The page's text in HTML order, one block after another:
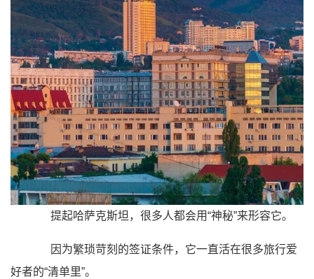
提起哈萨克斯坦，很多人都会用“神秘”来形容它。
因为繁琐苛刻的签证条件，它一直活在很多旅行爱
好者的“清单里”。